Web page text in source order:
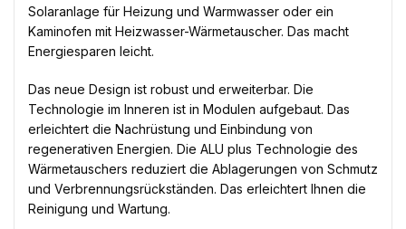
Solaranlage für Heizung und Warmwasser oder ein
Kaminofen mit Heizwasser-Wärmetauscher. Das macht
Energiesparen leicht.
Das neue Design ist robust und erweiterbar. Die
Technologie im Inneren ist in Modulen aufgebaut. Das
erleichtert die Nachrüstung und Einbindung von
regenerativen Energien. Die ALU plus Technologie des
Wärmetauschers reduziert die Ablagerungen von Schmutz
und Verbrennungsrückständen. Das erleichtert Ihnen die
Reinigung und Wartung.